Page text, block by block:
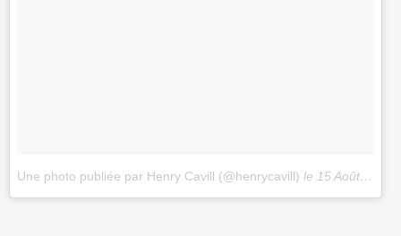
Une photo publiée par Henry Cavill (@henrycavill) le 15 Août 2016 à 11h58 PDT